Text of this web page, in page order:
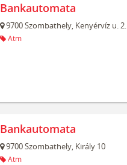
Bankautomata
9700Szombathely, Kenyérvíz u. 2.
Atm
Bankautomata
9700Szombathely, Király 10
Atm